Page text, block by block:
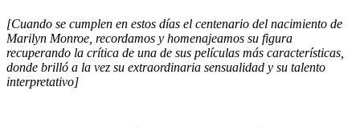
[Cuando se cumplen en estos días el centenario del nacimiento de
Marilyn Monroe, recordamos y homenajeamos su figura
recuperando la crítica de una de sus películas más características,
donde brilló a la vez su extraordinaria sensualidad y su talento
interpretativo]